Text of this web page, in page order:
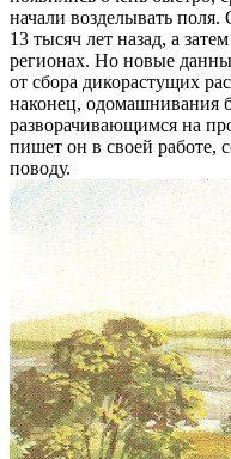
начали возделывать
13 тысяч лет назад, а
регионах. Но новые
от сбора дикорастущих
наконец, одомашнивания
разворачивающимся на
пишет он в своей работе,
поводу.